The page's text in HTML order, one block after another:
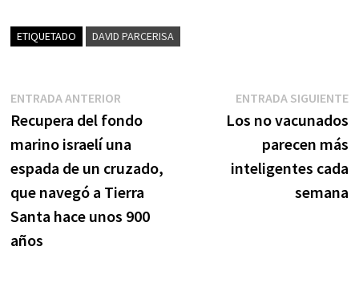
ETIQUETADO DAVID PARCERISA
Navegación
de
entradas
ENTRADA ANTERIOREntrada
anterior:
Recupera del fondo
marino israelí una
espada de un cruzado,
que navegó a Tierra
Santa hace unos 900
años
ENTRADA SIGUIENTE
Los no vacunados
parecen más
inteligentes cada
semana